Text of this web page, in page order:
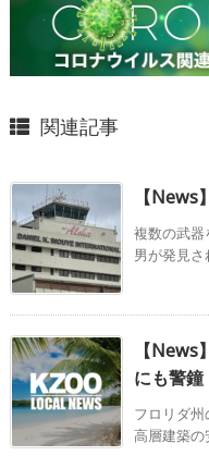
関連記事
【
複数の武器
男が発見さ
【
にも警鐘
フロリダ
高層建築の